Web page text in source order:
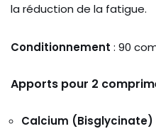
la réduction de la fatigue.
Conditionnement : 90
Apports pour 2
Calcium (Bisglycinate)